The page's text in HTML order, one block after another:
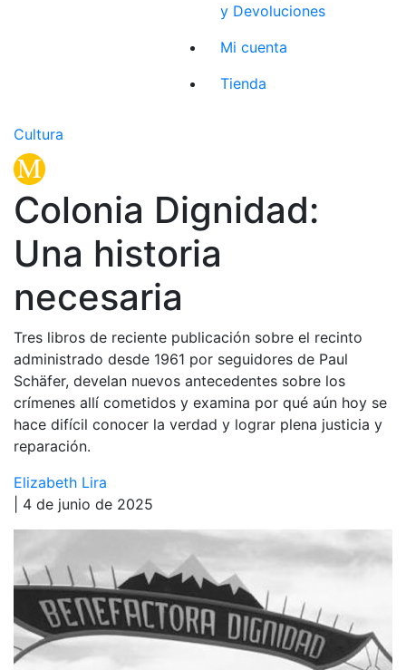
y Devoluciones
Mi cuenta
Tienda
Cultura
Colonia Dignidad:
Una historia
necesaria
Tres libros de reciente publicación sobre el recinto
administrado desde 1961 por seguidores de Paul
Schäfer, develan nuevos antecedentes sobre los
crímenes allí cometidos y examina por qué aún hoy se
hace difícil conocer la verdad y lograr plena justicia y
reparación.
Elizabeth Lira
| 4 de junio de 2025